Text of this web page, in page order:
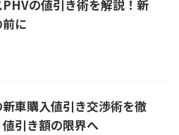
PHVの値引き術を解説！新
に
新車購入値引き交渉術を徹
引き額の限界へ